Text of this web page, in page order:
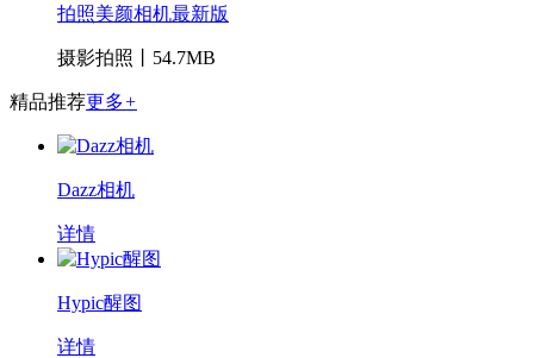
拍照美颜相机最新版
摄影拍照丨54.7MB
精品推荐更多+
Dazz相机
详情
Hypic醒图
详情